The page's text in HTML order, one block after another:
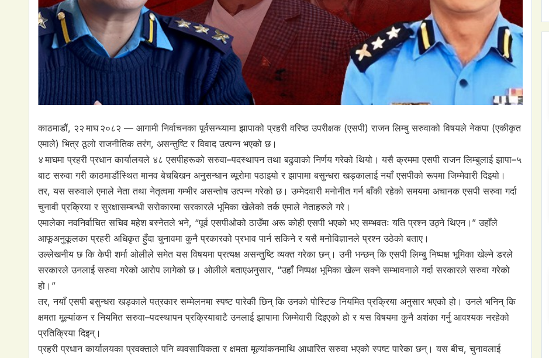
काठमाडौं, २२ माघ २०८२ — आगामी निर्वाचनका पूर्वसन्ध्यामा झापाको प्रहरी वरिष्ठ उपरीक्षक (एसपी) राजन लिम्बु सरुवाको विषयले नेकपा (एकीकृत
एमाले) भित्र ठूलो राजनीतिक तरंग, असन्तुष्टि र विवाद उत्पन्न भएको छ।
४ माघमा प्रहरी प्रधान कार्यालयले ४८ एसपीहरूको सरुवा–पदस्थापन तथा बढुवाको निर्णय गरेको थियो। यसै क्रममा एसपी राजन लिम्बुलाई झापा–५
बाट सरुवा गरी काठमाडौंस्थित मानव बेचबिखन अनुसन्धान ब्यूरोमा पठाइयो र झापामा बसुन्धरा खड्कालाई नयाँ एसपीको रूपमा जिम्मेवारी दिइयो।
तर, यस सरुवाले एमाले नेता तथा नेतृत्वमा गम्भीर असन्तोष उत्पन्न गरेको छ। उम्मेदवारी मनोनीत गर्न बाँकी रहेको समयमा अचानक एसपी सरुवा गर्दा
चुनावी प्रक्रिया र सुरक्षासम्बन्धी सरोकारमा सरकारले भूमिका खेलेको तर्क एमाले नेताहरुले गरे।
एमालेका नवनिर्वाचित सचिव महेश बस्नेतले भने, “पूर्व एसपीओको ठाउँमा अरू कोही एसपी भएको भए सम्भवतः यति प्रश्न उठ्ने थिएन।” उहाँले
आफूअनुकूलका प्रहरी अधिकृत हुँदा चुनावमा कुनै प्रकारको प्रभाव पार्न सकिने र यसै मनोविज्ञानले प्रश्न उठेको बताए।
उल्लेखनीय छ कि केपी शर्मा ओलीले समेत यस विषयमा प्रत्यक्ष असन्तुष्टि व्यक्त गरेका छन्। उनी भन्छन् कि एसपी लिम्बु निष्पक्ष भूमिका खेल्ने डरले
सरकारले उनलाई सरुवा गरेको आरोप लागेको छ। ओलीले बताएअनुसार, “उहाँ निष्पक्ष भूमिका खेल्न सक्ने सम्भावनाले गर्दा सरकारले सरुवा गरेको
हो।”
तर, नयाँ एसपी बसुन्धरा खड्काले पत्रकार सम्मेलनमा स्पष्ट पारेकी छिन् कि उनको पोस्टिङ नियमित प्रक्रिया अनुसार भएको हो। उनले भनिन् कि
क्षमता मूल्यांकन र नियमित सरुवा–पदस्थापन प्रक्रियाबाटै उनलाई झापामा जिम्मेवारी दिइएको हो र यस विषयमा कुनै अशंका गर्नु आवश्यक नरहेको
प्रतिक्रिया दिइन्।
प्रहरी प्रधान कार्यालयका प्रवक्ताले पनि व्यवसायिकता र क्षमता मूल्यांकनमाथि आधारित सरुवा भएको स्पष्ट पारेका छन्। यस बीच, चुनावलाई